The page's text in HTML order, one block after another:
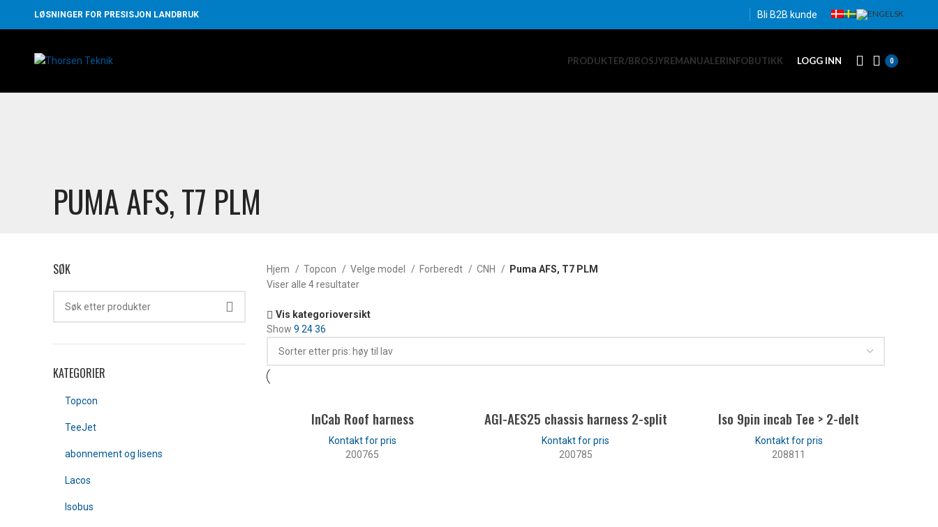
LØSNINGER FOR PRESISJON LANDBRUK Bli B2B kunde
PRODUKTER/BROSJYREMANUALERINFOBUTIKK LOGG INN 0
PUMA AFS, T7 PLM
SØK
KATEGORIER
Topcon
TeeJet
abonnement og lisens
Lacos
Isobus
Hjem Topcon Velge model Forberedt CNH
Puma AFS, T7 PLM
Viser alle 4 resultater
Vis kategorioversikt
Show 9 2436
InCab Roof harness
200765
AGI-AES25 chassis harness 2-split
200785
Iso 9pin incab Tee > 2-delt
208811